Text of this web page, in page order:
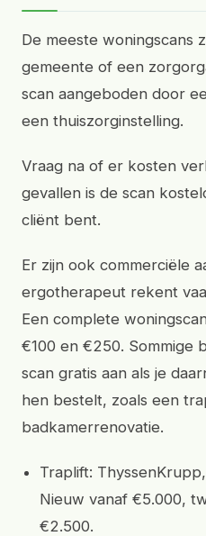
De meeste woningscans
gemeente of een
scan aangeboden door
een thuiszorginstelling.
Vraag na of er kosten
gevallen is de scan
cliënt bent.
Er zijn ook commerciële
ergotherapeut rekent
Een complete
€100 en €250. Sommige
scan gratis aan als je
hen bestelt, zoals een
badkamerrenovatie.
Traplift:
Nieuw vanaf €5.000,
€2.500.